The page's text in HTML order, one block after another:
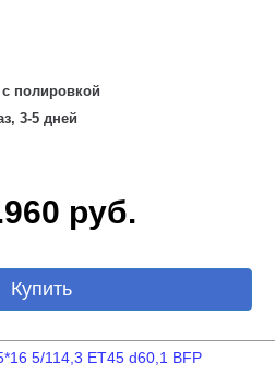
полировкой
3-5 дней
руб.
5/114,3 ET45 d60,1 BFP